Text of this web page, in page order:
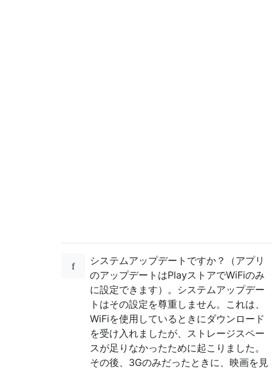
システムアップデートですか？（アプリ
のアップデートはPlayストアでWiFiのみ
に設定できます）。システムアップデー
トはその設定を尊重しません。これは、
WiFiを使用しているときにダウンロード
を受け入れましたが、ストレージスペー
スが足りなかったために起こりました。
その後、3Gのみだったときに、映画を見